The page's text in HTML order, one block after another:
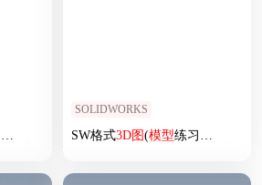
SOLIDWORKS
SW格式3D图(模型练习题)-005